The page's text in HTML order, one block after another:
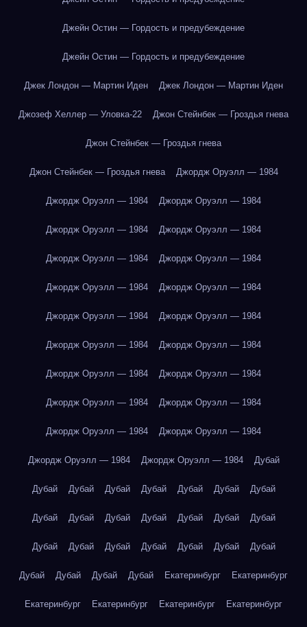
Джейн Остин — Гордость и предубеждение
Джейн Остин — Гордость и предубеждение
Джек Лондон — Мартин Иден Джек Лондон — Мартин Иден
Джозеф Хеллер — Уловка-22 Джон Стейнбек — Гроздья гнева
Джон Стейнбек — Гроздья гнева
Джон Стейнбек — Гроздья гнева Джордж Оруэлл — 1984
Джордж Оруэлл — 1984 Джордж Оруэлл — 1984
Джордж Оруэлл — 1984 Джордж Оруэлл — 1984
Джордж Оруэлл — 1984 Джордж Оруэлл — 1984
Джордж Оруэлл — 1984 Джордж Оруэлл — 1984
Джордж Оруэлл — 1984 Джордж Оруэлл — 1984
Джордж Оруэлл — 1984 Джордж Оруэлл — 1984
Джордж Оруэлл — 1984 Джордж Оруэлл — 1984
Джордж Оруэлл — 1984 Джордж Оруэлл — 1984
Джордж Оруэлл — 1984 Джордж Оруэлл — 1984
Джордж Оруэлл — 1984 Джордж Оруэлл — 1984 Дубай
Дубай Дубай Дубай Дубай Дубай Дубай Дубай
Дубай Дубай Дубай Дубай Дубай Дубай Дубай
Дубай Дубай Дубай Дубай Дубай Дубай Дубай
Дубай Дубай Дубай Дубай Екатеринбург Екатеринбург
Екатеринбург Екатеринбург Екатеринбург Екатеринбург